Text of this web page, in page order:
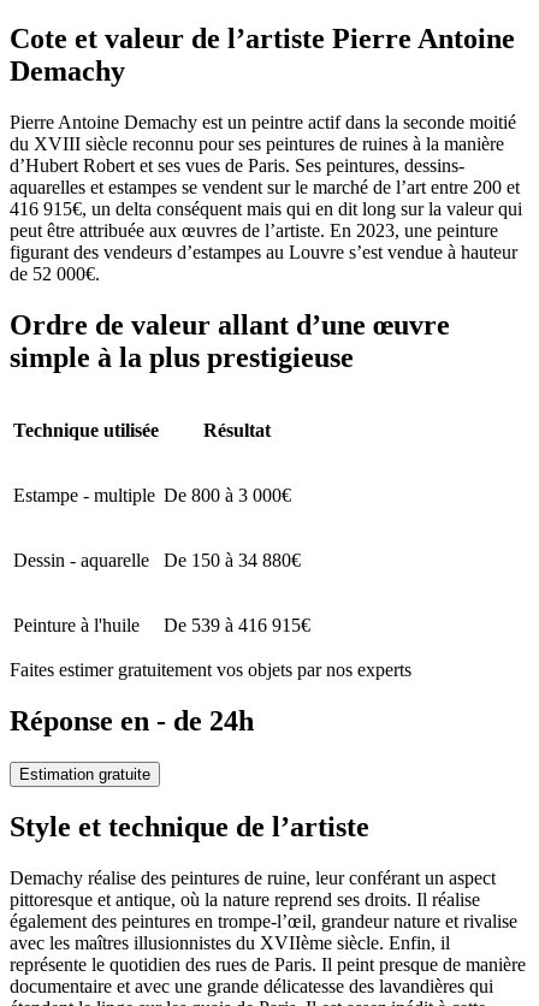
Cote et valeur de l’artiste Pierre Antoine
Demachy
Pierre Antoine Demachy est un peintre actif dans la seconde moitié
du XVIII siècle reconnu pour ses peintures de ruines à la manière
d’Hubert Robert et ses vues de Paris. Ses peintures, dessins-
aquarelles et estampes se vendent sur le marché de l’art entre 200 et
416 915€, un delta conséquent mais qui en dit long sur la valeur qui
peut être attribuée aux œuvres de l’artiste. En 2023, une peinture
figurant des vendeurs d’estampes au Louvre s’est vendue à hauteur
de 52 000€.
Ordre de valeur allant d’une œuvre
simple à la plus prestigieuse
Technique utilisée Résultat
Estampe - multiple De 800 à 3 000€
Dessin - aquarelle De 150 à 34 880€
Peinture à l'huile De 539 à 416 915€
Faites estimer gratuitement vos objets par nos experts
Réponse en - de 24h
Estimation gratuite
Style et technique de l’artiste
Demachy réalise des peintures de ruine, leur conférant un aspect
pittoresque et antique, où la nature reprend ses droits. Il réalise
également des peintures en trompe-l’œil, grandeur nature et rivalise
avec les maîtres illusionnistes du XVIIème siècle. Enfin, il
représente le quotidien des rues de Paris. Il peint presque de manière
documentaire et avec une grande délicatesse des lavandières qui